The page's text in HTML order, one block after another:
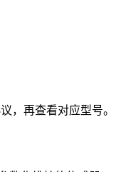
，再查看对应型号。